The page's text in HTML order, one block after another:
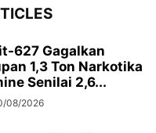
627 Gagalkan
1,3 Ton Narkotika
Senilai 2,6...
08/2026